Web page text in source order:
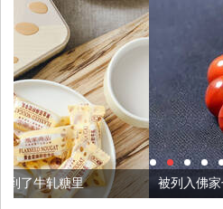
被列入佛家七宝的它到底有多美？